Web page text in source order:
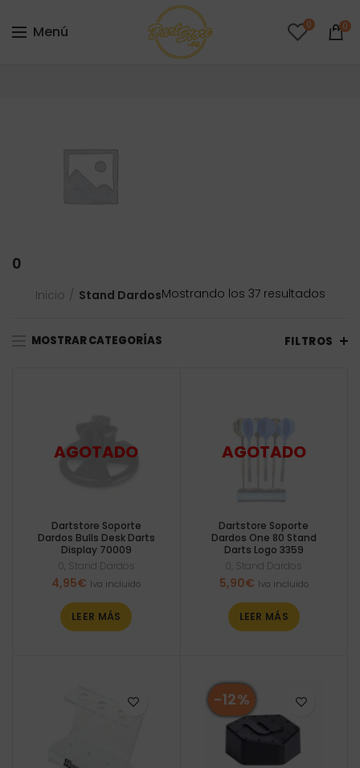
Menú 0 0
0
Inicio Stand DardosMostrando los 37 resultados
bajo
MOSTRAR CATEGORÍAS FILTROS
Dartstore Soporte
Dardos Bulls Desk Darts
Display 70009
0 Stand Dardos
4,95€ Iva incluido
LEER MÁS
Dartstore Soporte
Dardos One 80 Stand
Darts Logo 3359
0 Stand Dardos
5,90€ Iva incluido
LEER MÁS
-12%